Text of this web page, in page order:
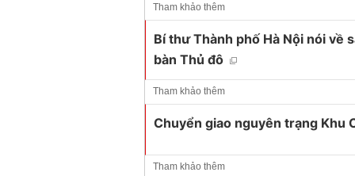
Tham khảo thêm
Bí thư Thành phố Hà Nội nói về
bàn Thủ đô
Tham khảo thêm
Chuyển giao nguyên trạng Khu
Tham khảo thêm